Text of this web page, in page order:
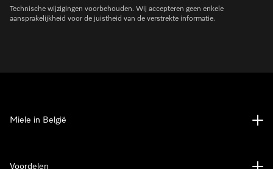
Technische wijzigingen voorbehouden. Wij accepteren geen enkele
aansprakelijkheid voor de juistheid van de verstrekte informatie.
Miele in België
Voordelen